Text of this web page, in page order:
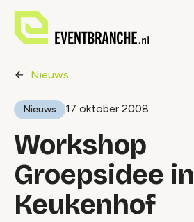
Nieuws
Nieuws 17 oktober 2008
Workshop
Groepsidee in
Keukenhof